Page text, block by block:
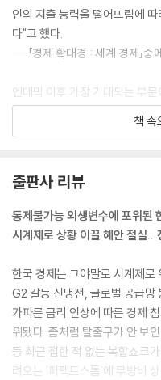
인의 지출 능력을 떨어뜨림에
다"고 했다.
---「경제 확대경 : 세계 경제」중
엔데믹 이후 가장 기대되는 부
022년 하반기부터 서울 명동이
침체됐던 서울 신림동, 종로 등
2023년 노사관계는 2022년보
다. 경제적인 상황과 정치적인
---「지표로 보는 한국 경제 : 노
손해보험은 생명보험과 달리
는 장기 보장성보험과 자동차
험이 지속적인 고성장세를 보이
---「2023년 어디에 투자할까 :
책 속
출판사 리뷰
통제불가능 외생변수에 포위된
시계제로 상황 이끌 혜안 절실...
한국 경제는 그야말로 시계제로
G2 갈등 신냉전, 글로벌 공급망
가파른 금리 인상에 따른 경제
위됐다. 좀처럼 탈출구가 안 보
등 최근 접한 적 없는 복합쇼크
려오는 '퍼펙트스톰'에 무방비